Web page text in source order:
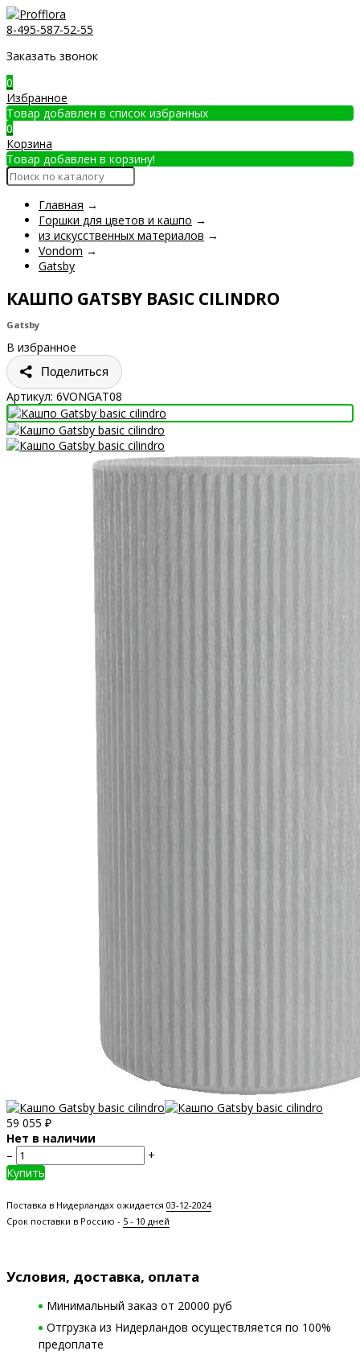
8-495-587-52-55
Заказать звонок
0
Избранное
Товар добавлен в список избранных
0
Корзина
Товар добавлен в корзину!
Главная →
Горшки для цветов и кашпо →
из искусственных материалов →
Vondom →
Gatsby
КАШПО GATSBY BASIC CILINDRO
Gatsby
В избранное
Поделиться
Артикул: 6VONGAT08
59 055 ₽
Нет в наличии
–
+
Купить
Поставка в Нидерландах ожидается 03-12-2024
Срок поставки в Россию - 5 - 10 дней
Условия, доставка, оплата
Минимальный заказ от 20000 руб
Отгрузка из Нидерландов осуществляется по 100%
предоплате